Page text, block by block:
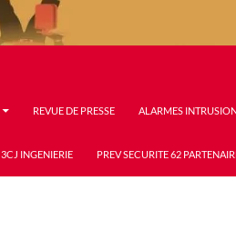
REVUE DE PRESSE ALARMES
3CJ INGENIERIE PREV SECURITE 62